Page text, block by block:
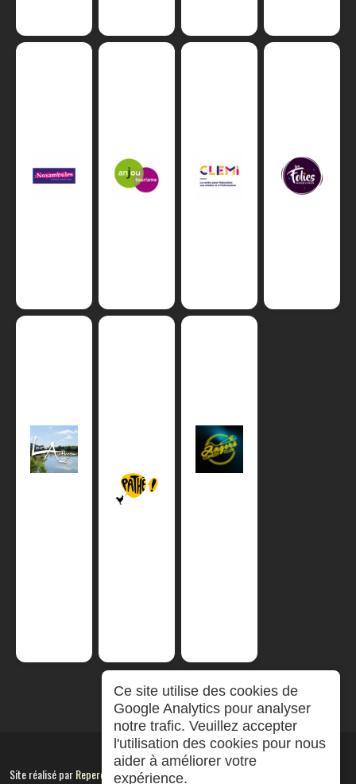
Site réalisé parRepereCom
Ce site utilise des cookies de
Google Analytics pour analyser
notre trafic. Veuillez accepter
l'utilisation des cookies pour nous
aider à améliorer votre
expérience.